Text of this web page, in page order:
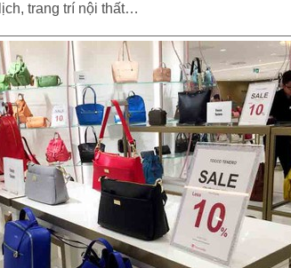
trang trí nội thất…